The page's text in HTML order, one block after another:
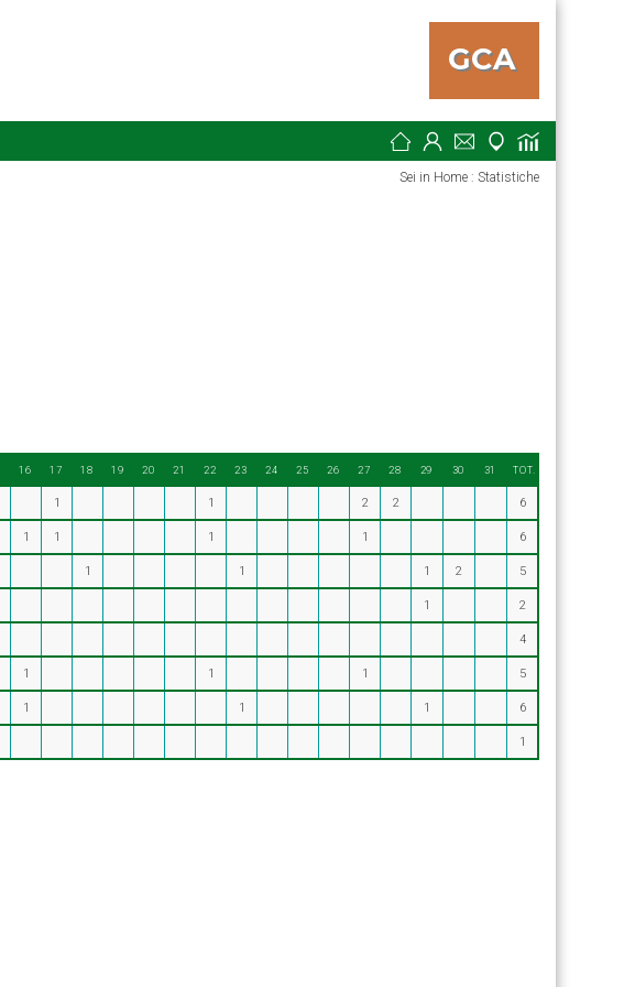
Sei in Home : Statistiche
16 17 18 19 20 21 22 23 24 25 26 27 28 29 30 31 TOT.
1 1 2 2 6
1 1 1 1 6
1 1 1 2 5
1 2
4
1 1 1 5
1 1 1 6
1